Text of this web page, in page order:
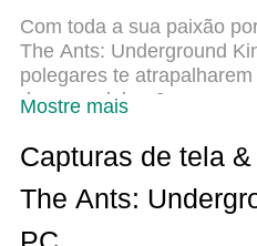
Com toda a sua paixão
The Ants: Underground
polegares te
do seu celular. Jogue
MEmu oferece todas as
esperando. Baixe e jogue
The Ants: Underground
Mostre mais
Capturas de tela
The Ants: